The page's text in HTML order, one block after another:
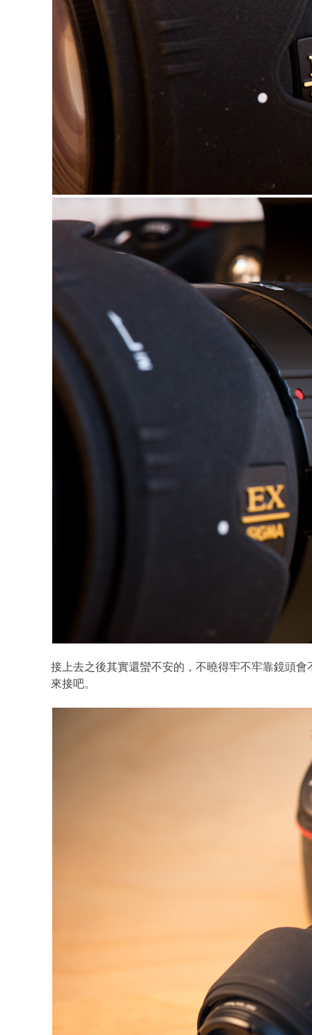
接上去之後其實還蠻不安的，不曉得牢不牢靠鏡頭
來接吧。